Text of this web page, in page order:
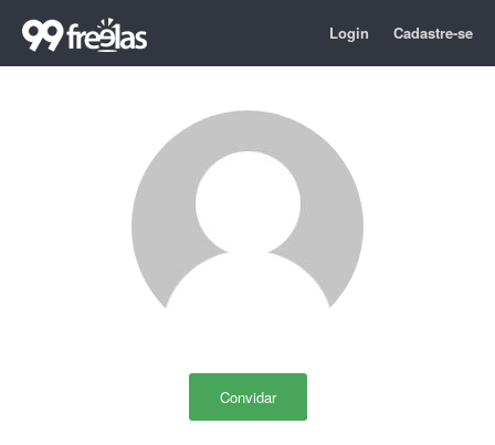
Login Cadastre-se
Convidar